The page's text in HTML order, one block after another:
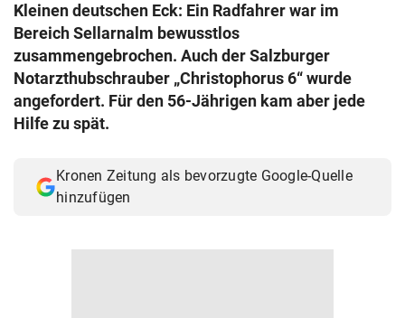
© Krone Multimedia GmbH & Co KG 2026
Muthgasse 2, 1190 Wien
Kleinen deutschen Eck: Ein Radfahrer war im
Bereich Sellarnalm bewusstlos
zusammengebrochen. Auch der Salzburger
Notarzthubschrauber „Christophorus 6“ wurde
angefordert. Für den 56-Jährigen kam aber jede
Hilfe zu spät.
Kronen Zeitung als bevorzugte Google-Quelle
hinzufügen